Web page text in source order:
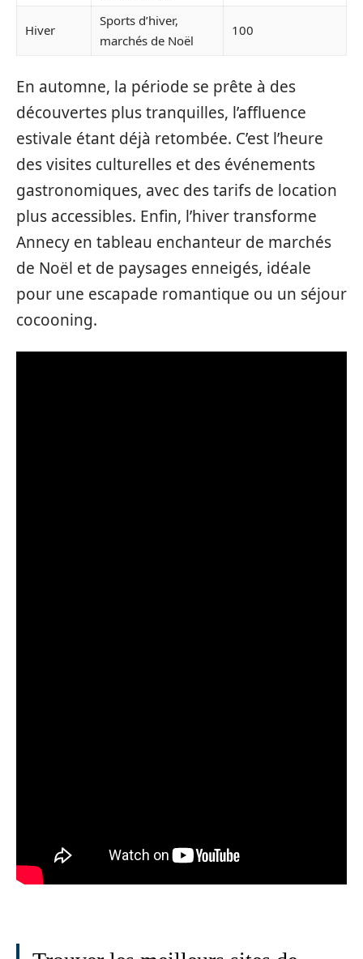
Hiver
Sports d’hiver,
marchés de Noël
100
En automne, la période se prête à des
découvertes plus tranquilles, l’affluence
estivale étant déjà retombée. C’est l’heure
des visites culturelles et des événements
gastronomiques, avec des tarifs de location
plus accessibles. Enfin, l’hiver transforme
Annecy en tableau enchanteur de marchés
de Noël et de paysages enneigés, idéale
pour une escapade romantique ou un séjour
cocooning.